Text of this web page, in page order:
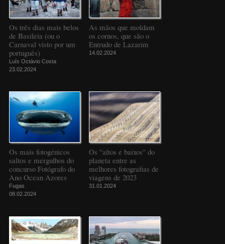
Os três dias mais belos
de Basileia (ou o
Carnaval visto por um
português)
Luís Octávio Costa
23.02.2024
As mãos que moldam
os cornos, que são o
Entrudo de Lazarim
14.02.2024
Os mais fotogénicos
saltos e mergulhos do
concurso Fotógrafo do
Ano Ocean Azores
Fugas
08.02.2024
Os "altos e baixos" do
planeta entre as
melhores fotografias de
viagens de 2023
31.01.2024